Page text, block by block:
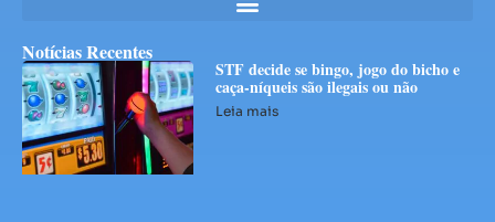
Notícias Recentes
STF decide se bingo, jogo do bicho e
caça-níqueis são ilegais ou não
Leia mais